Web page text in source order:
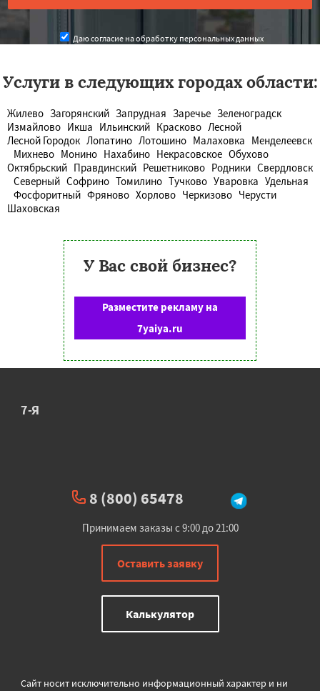
Даю согласие на обработку персональных данных
Услуги в следующих городах области:
Жилево Загорянский Запрудная Заречье Зеленоградск
Измайлово Икша Ильинский Красково Лесной
Лесной Городок Лопатино Лотошино Малаховка Менделеевск
Михнево Монино Нахабино Некрасовское Обухово
Октябрьский Правдинский Решетниково Родники Свердловск
Северный Софрино Томилино Тучково Уваровка Удельная
Фосфоритный Фряново Хорлово Черкизово Черусти
Шаховская
У Вас свой бизнес?
Разместите рекламу на
7yaiya.ru
7-Я
8 (800) 65478
Принимаем заказы с 9:00 до 21:00
Оставить заявку
Калькулятор
Сайт носит исключительно информационный характер и ни